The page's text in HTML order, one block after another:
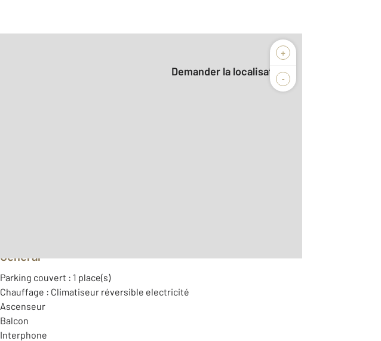
+
-
Demander la localisation
Général
Parking couvert : 1 place(s)
Chauffage : Climatiseur réversible electricité
Ascenseur
Balcon
Interphone